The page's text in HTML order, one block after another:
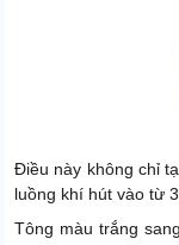
Điều này không chỉ
luồng khí hút vào từ
Tông màu trắng